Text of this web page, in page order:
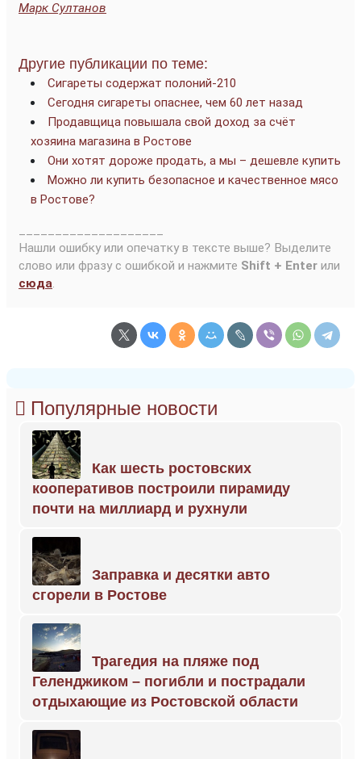
Марк Султанов
Другие публикации по теме:
Сигареты содержат полоний-210
Сегодня сигареты опаснее, чем 60 лет назад
Продавщица повышала свой доход за счёт
хозяина магазина в Ростове
Они хотят дороже продать, а мы – дешевле купить
Можно ли купить безопасное и качественное мясо
в Ростове?
Нашли ошибку или опечатку в тексте выше? Выделите
слово или фразу с ошибкой и нажмите Shift + Enter или
сюда.
Популярные новости
Как шесть ростовских
кооперативов построили пирамиду
почти на миллиард и рухнули
Заправка и десятки авто
сгорели в Ростове
Трагедия на пляже под
Геленджиком – погибли и пострадали
отдыхающие из Ростовской области